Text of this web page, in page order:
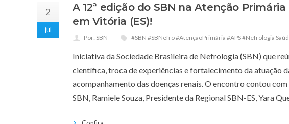
2
jul
A 12ª edição do SBN na Atenção
em Vitória (ES)!
Por: SBN #SBN #SBNefro #AtençãoPrimária #APS #Nefrologia
Iniciativa da Sociedade Brasileira de Nefrologia (SBN) que
científica, troca de experiências e fortalecimento da atuação
acompanhamento das doenças renais. O encontro contou
SBN, Ramiele Souza, Presidente da Regional SBN-ES, Yara